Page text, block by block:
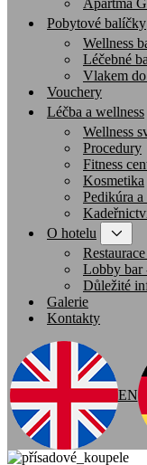
Apartmá
Pobytové balíčky
Wellness
Léčebné
Vlakem
Vouchery
Léčba a wellness
Wellness
Procedury
Fitness
Kosmetika
Pedikúra
O hotelu
Lobby bar
Důležité
Galerie
Kontakty
EN